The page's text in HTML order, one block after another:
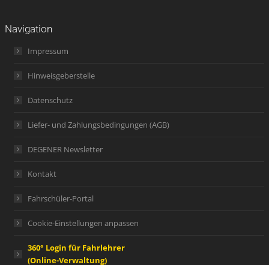
Navigation
Impressum
Hinweisgeberstelle
Datenschutz
Liefer- und Zahlungsbedingungen (AGB)
DEGENER Newsletter
Kontakt
Fahrschüler-Portal
Cookie-Einstellungen anpassen
360° Login für Fahrlehrer
(Online-Verwaltung)